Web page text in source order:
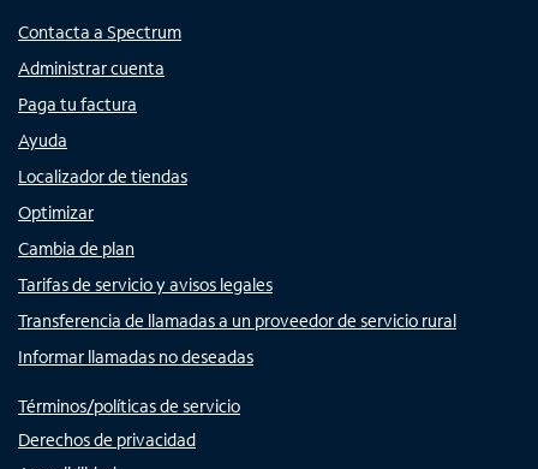
Contacta a Spectrum
Administrar cuenta
Paga tu factura
Ayuda
Localizador de tiendas
Optimizar
Cambia de plan
Tarifas de servicio y avisos legales
Transferencia de llamadas a un proveedor de servicio rural
Informar llamadas no deseadas
Términos/políticas de servicio
Derechos de privacidad